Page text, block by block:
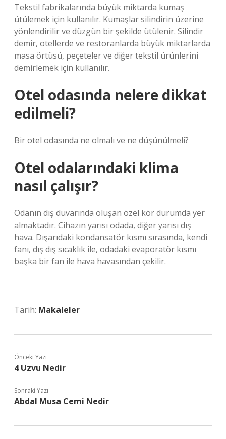
Tekstil fabrikalarında büyük miktarda kumaş
ütülemek için kullanılır. Kumaşlar silindirin üzerine
yönlendirilir ve düzgün bir şekilde ütülenir. Silindir
demir, otellerde ve restoranlarda büyük miktarlarda
masa örtüsü, peçeteler ve diğer tekstil ürünlerini
demirlemek için kullanılır.
Otel odasında nelere dikkat
edilmeli?
Bir otel odasında ne olmalı ve ne düşünülmeli?
Otel odalarındaki klima
nasıl çalışır?
Odanın dış duvarında oluşan özel kör durumda yer
almaktadır. Cihazın yarısı odada, diğer yarısı dış
hava. Dışarıdaki kondansatör kısmı sırasında, kendi
fanı, dış dış sıcaklık ile, odadaki evaporatör kısmı
başka bir fan ile hava havasından çekilir.
Tarih: Makaleler
Önceki Yazı
4 Uzvu Nedir
Sonraki Yazı
Abdal Musa Cemi Nedir